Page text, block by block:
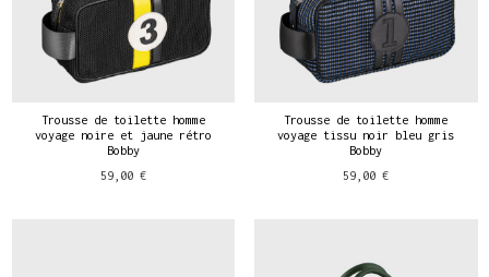
Trousse de toilette homme
voyage noire et jaune rétro
Bobby
59,00 €
Trousse de toilette homme
voyage tissu noir bleu gris
Bobby
59,00 €